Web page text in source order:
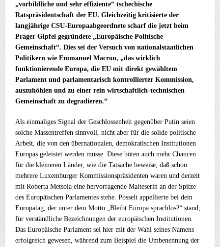
„vorbildliche und sehr effiziente“ tschechische
Ratspräsidentschaft der EU. Gleichzeitig kritisierte der
langjährige CSU-Europaabgeordnete scharf die jetzt beim
Prager Gipfel gegründete „Europäische Politische
Gemeinschaft“. Dies sei der Versuch von nationalstaatlichen
Politikern wie Emmanuel Macron, „das wirklich
funktionierende Europa, die EU mit direkt gewähltem
Parlament und parlamentarisch kontrollierter Kommission,
auszuhöhlen und zu einer rein wirtschaftlich-technischen
Gemeinschaft zu degradieren.“
Als einmaliges Signal der Geschlossenheit gegenüber Putin seien
solche Massentreffen sinnvoll, nicht aber für die solide politische
Arbeit, die von den übernationalen, demokratischen Institutionen
Europas geleistet werden müsse. Diese böten auch mehr Chancen
für die kleineren Länder, wie die Tatsache beweise, daß schon
mehrere Luxemburger Kommissionspräsidenten waren und derzeit
mit Roberta Metsola eine hervorragende Malteserin an der Spitze
des Europäischen Parlamentes stehe. Posselt appellierte bei dem
Europatag, der unter dem Motto „Bleibt Europa sprachlos?“ stand,
für verständliche Bezeichnungen der europäischen Institutionen.
Das Europäische Parlament sei hier mit der Wahl seines Namens
erfolgreich gewesen, während zum Beispiel die Umbenennung der